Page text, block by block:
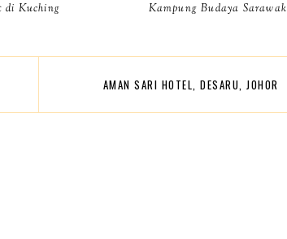
di Kuching Kampung Budaya Sarawak
AMAN SARI HOTEL, DESARU, JOHOR